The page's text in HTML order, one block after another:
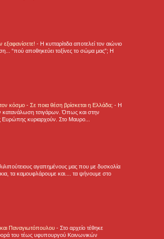
εξαφανίσετε! - H κυτταρίτιδα αποτελεί τον αιώνιο
“πού αποθηκεύει τοξίνες το σώμα μας”; Η
κόσμο - Σε ποια θέση βρίσκεται η Ελλάδα; - Η
τσιγάρων. Όπως και στην
Ευρώπης κυριαρχούν. Στο Μαυρο...
λιλιπούτειους αγαπημένους μας που με δυσκολία
τα καμουφλάρουμε και.... τα ψήνουμε στο
Παναγιωτόπουλου - Στο αρχείο τέθηκε
του τέως υφυπουργού Κοινωνικών